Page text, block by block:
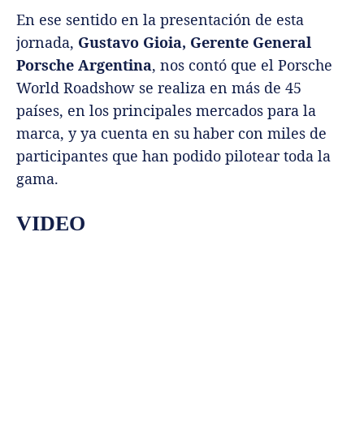
En ese sentido en la presentación de esta
jornada, Gustavo Gioia, Gerente General
Porsche Argentina, nos contó que el Porsche
World Roadshow se realiza en más de 45
países, en los principales mercados para la
marca, y ya cuenta en su haber con miles de
participantes que han podido pilotear toda la
gama.
VIDEO